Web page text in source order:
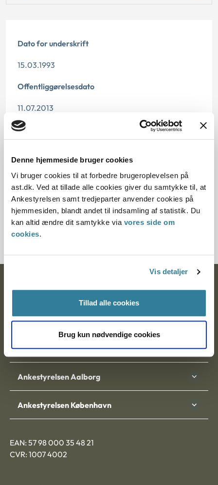
Denne hjemmeside bruger cookies
Vi bruger cookies til at forbedre brugeroplevelsen på
ast.dk. Ved at tillade alle cookies giver du samtykke til, at
Ankestyrelsen samt tredjeparter anvender cookies på
hjemmesiden, blandt andet til indsamling af statistik. Du
kan altid ændre dit samtykke via vores side om
cookies.
Vis detaljer
Tillad alle cookies
Brug kun nødvendige cookies
Dato for underskrift
15.03.1993
Offentliggørelsesdato
11.07.2013
Denne principafgørelse er kasseret den 19. juni 2019,
da der er kommet nye regler på området.
Paragraf
§ 45 § 43 § 1 § 43 § 54 § 44
Journalnummer
21127-92/21287-92
9000 Aalborg
Ankestyrelsen Aalborg
Ankestyrelsen København
EAN: 57 98 000 35 48 21
CVR: 1007 4002